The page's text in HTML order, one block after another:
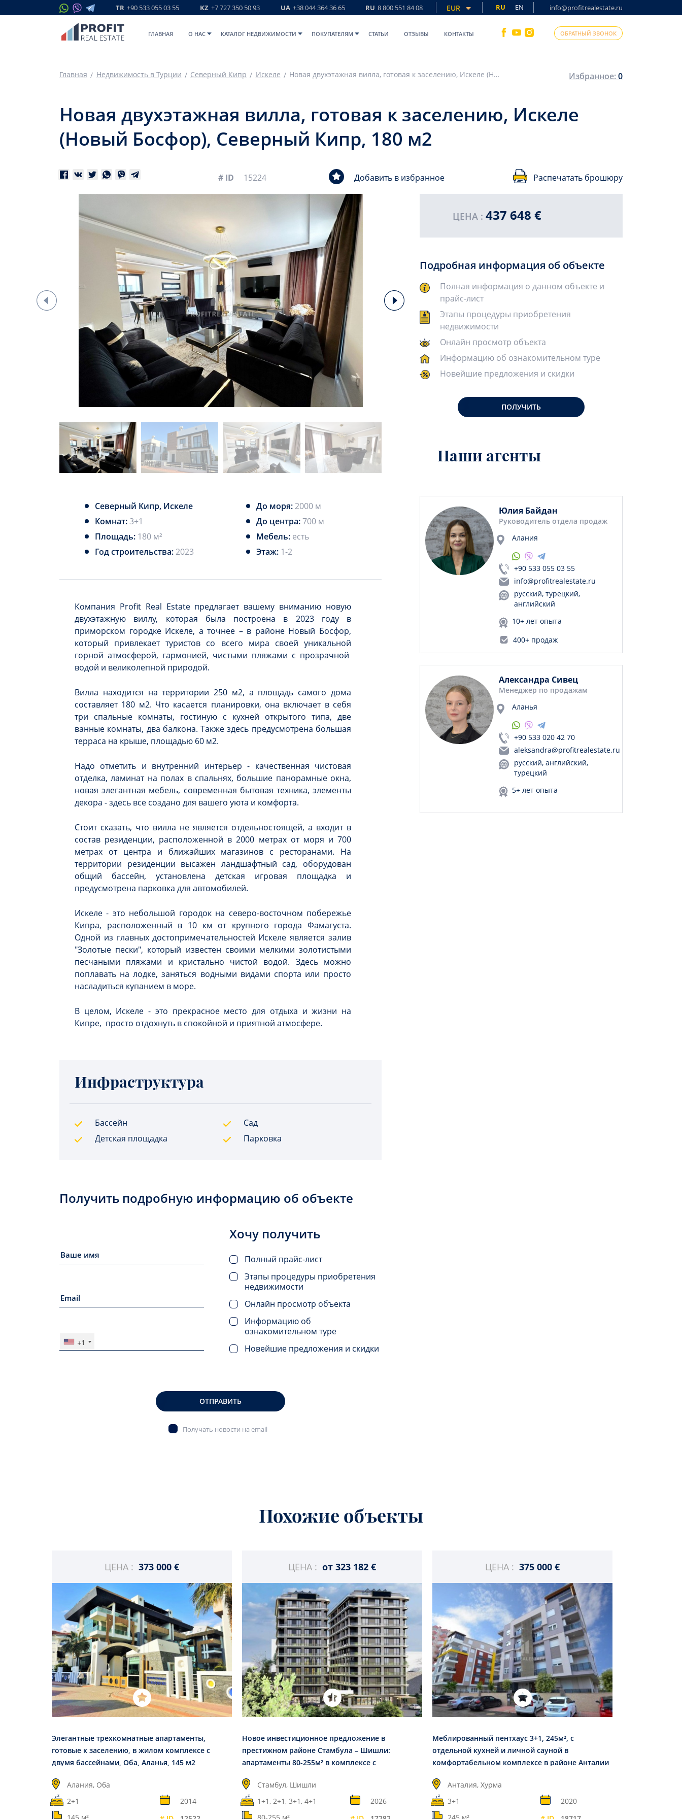
TR +90 533 055 03 55 KZ +7 727 350 50 93 UA +38 044 364 36 65 RU 8 800 551 84 08 EUR RU EN info@profitrealestate.ru
ГЛАВНАЯ O НАС КАТАЛОГ НЕДВИЖИМОСТИ ПОКУПАТЕЛЯМ СТАТЬИ ОТЗЫВЫ КОНТАКТЫ ОБРАТНЫЙ ЗВОНОК
Главная Недвижимость в Турции Северный Кипр Искеле Новая двухэтажная вилла, готовая к заселению, Искеле (Новый Босфор), Северный Кипр, 180 м2 Избранное:0
Новая двухэтажная вилла, готовая к заселению, Искеле
(Новый Босфор), Северный Кипр, 180 м2
# ID 15224 Добавить в избранное Распечатать брошюру
Северный Кипр, Искеле До моря:2000 м
Комнат:3+1 До центра:700 м
Площадь: 180 м² Мебель: есть
Год строительства:2023 Этаж: 1-2
Компания Profit Real Estate предлагает вашему вниманию новую
двухэтажную виллу, которая была построена в 2023 году в
приморском городке Искеле, а точнее – в районе Новый Босфор,
который привлекает туристов со всего мира своей уникальной
горной атмосферой, гармонией, чистыми пляжами с прозрачной
водой и великолепной природой.
Вилла находится на территории 250 м2, а площадь самого дома
составляет 180 м2. Что касается планировки, она включает в себя
три спальные комнаты, гостиную с кухней открытого типа, две
ванные комнаты, два балкона. Также здесь предусмотрена большая
терраса на крыше, площадью 60 м2.
Надо отметить и внутренний интерьер - качественная чистовая
отделка, ламинат на полах в спальнях, большие панорамные окна,
новая элегантная мебель, современная бытовая техника, элементы
декора - здесь все создано для вашего уюта и комфорта.
Стоит сказать, что вилла не является отдельностоящей, а входит в
состав резиденции, расположенной в 2000 метрах от моря и 700
метрах от центра и ближайших магазинов с ресторанами. На
территории резиденции высажен ландшафтный сад, оборудован
общий бассейн, установлена детская игровая площадка и
предусмотрена парковка для автомобилей.
Искеле - это небольшой городок на северо-восточном побережье
Кипра, расположенный в 10 км от крупного города Фамагуста.
Одной из главных достопримечательностей Искеле является залив
"Золотые пески", который известен своими мелкими золотистыми
песчаными пляжами и кристально чистой водой. Здесь можно
поплавать на лодке, заняться водными видами спорта или просто
насладиться купанием в море.
В целом, Искеле - это прекрасное место для отдыха и жизни на
Кипре, просто отдохнуть в спокойной и приятной атмосфере.
Инфраструктура
Бассейн
Сад
Детская площадка
Парковка
Получить подробную информацию об объекте
+1
Хочу получить
Полный прайс-лист
Этапы процедуры приобретения
недвижимости
Онлайн просмотр объекта
Информацию об
ознакомительном туре
Новейшие предложения и скидки
ОТПРАВИТЬ
Получать новости на email
ЦЕНА : 437 648 €
Подробная информация об объекте
Полная информация о данном объекте и
прайс-лист
Этапы процедуры приобретения
недвижимости
Онлайн просмотр объекта
Информацию об ознакомительном туре
Новейшие предложения и скидки
ПОЛУЧИТЬ
Наши агенты
Юлия Байдан
Руководитель отдела продаж
Алания
+90 533 055 03 55
info@profitrealestate.ru
русский, турецкий,
английский
10+ лет опыта
400+ продаж
Александра Сивец
Менеджер по продажам
Аланья
+90 533 020 42 70
aleksandra@profitrealestate.ru
русский, английский,
турецкий
5+ лет опыта
Похожие объекты
ЦЕНА : 373 000 €
Элегантные трехкомнатные апартаменты,
готовые к заселению, в жилом комплексе с
двумя бассейнами, Оба, Аланья, 145 м2
Алания, Оба
2+1
2014
ЦЕНА : от 323 182 €
Новое инвестиционное предложение в
престижном районе Стамбула – Шишли:
апартаменты 80-255м² в комплексе с
Стамбул, Шишли
1+1, 2+1, 3+1, 4+1
2026
ЦЕНА : 375 000 €
Меблированный пентхаус 3+1, 245м², с
отдельной кухней и личной сауной в
комфортабельном комплексе в районе Анталии
Анталия, Хурма
3+1
2020